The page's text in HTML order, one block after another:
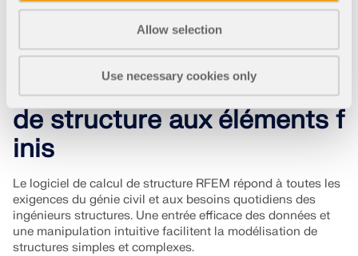
Allow selection
Use necessary cookies only
RFEM 5 | Logiciel de calcul
de structure aux éléments f
inis
Le logiciel de calcul de structure RFEM répond à toutes les
exigences du génie civil et aux besoins quotidiens des
ingénieurs structures. Une entrée efficace des données et
une manipulation intuitive facilitent la modélisation de
structures simples et complexes.